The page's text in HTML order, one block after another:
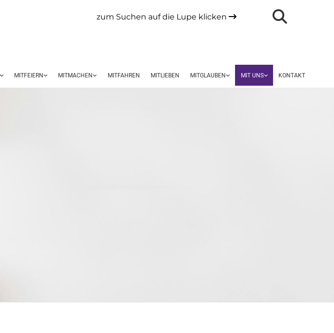
zum Suchen auf die Lupe klicken 
MITFEIERN MITMACHEN MITFAHREN MITLIEBEN MITGLAUBEN MIT UNS KONTAKT